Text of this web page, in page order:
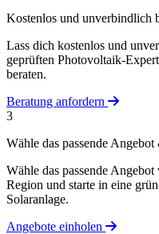
Kostenlos und unverbindlich
Lass dich kostenlos und
geprüften Photovoltaik-
beraten.
Beratung anfordern
3
Wähle das passende
Wähle das passende
Region und starte in eine
Solaranlage.
Angebote einholen